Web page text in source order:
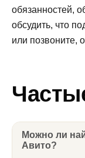
обязанностей,
обсудить, что
или позвоните,
Можно ли
Авито?